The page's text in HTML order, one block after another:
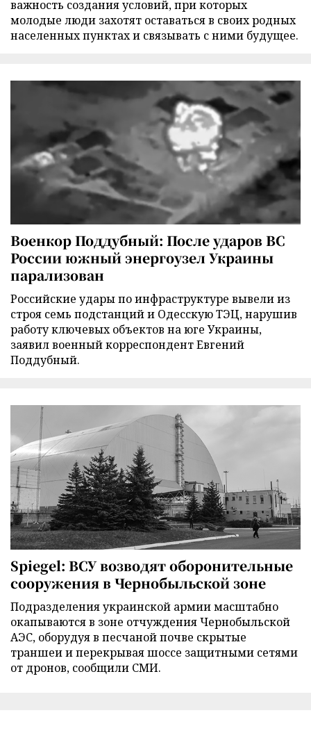
важность создания условий, при которых
молодые люди захотят оставаться в своих родных
населенных пунктах и связывать с ними будущее.
Военкор Поддубный: После ударов ВС
России южный энергоузел Украины
парализован
Российские удары по инфраструктуре вывели из
строя семь подстанций и Одесскую ТЭЦ, нарушив
работу ключевых объектов на юге Украины,
заявил военный корреспондент Евгений
Поддубный.
Spiegel: ВСУ возводят оборонительные
сооружения в Чернобыльской зоне
Подразделения украинской армии масштабно
окапываются в зоне отчуждения Чернобыльской
АЭС, оборудуя в песчаной почве скрытые
траншеи и перекрывая шоссе защитными сетями
от дронов, сообщили СМИ.